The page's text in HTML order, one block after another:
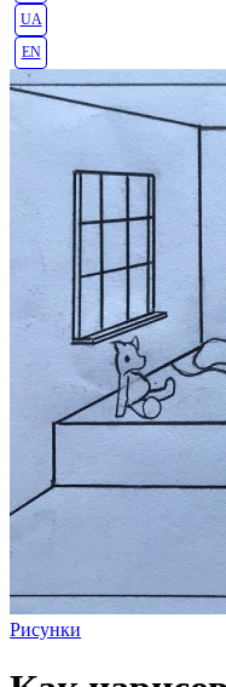
UA
EN
Рисунки